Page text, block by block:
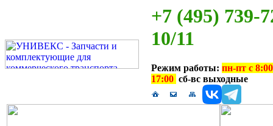
+7 (495) 739-
10/11
Режим работы: пн-пт с
17:00 сб-вс выходные